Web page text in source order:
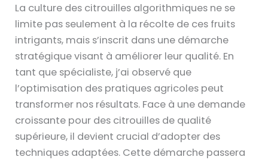
La culture des citrouilles algorithmiques ne se
limite pas seulement à la récolte de ces fruits
intrigants, mais s’inscrit dans une démarche
stratégique visant à améliorer leur qualité. En
tant que spécialiste, j’ai observé que
l’optimisation des pratiques agricoles peut
transformer nos résultats. Face à une demande
croissante pour des citrouilles de qualité
supérieure, il devient crucial d’adopter des
techniques adaptées. Cette démarche passera